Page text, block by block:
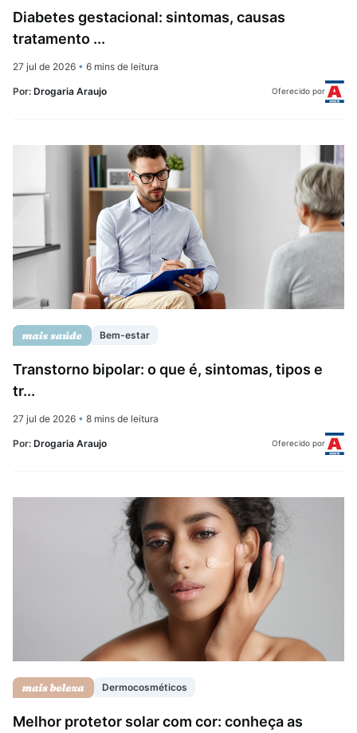
Diabetes gestacional: sintomas, causas
tratamento ...
27 jul de 2026 • 6 mins de leitura
Por: Drogaria Araujo Oferecido por
Bem-estar
Transtorno bipolar: o que é, sintomas, tipos e
tr...
27 jul de 2026 • 8 mins de leitura
Por: Drogaria Araujo Oferecido por
Dermocosméticos
Melhor protetor solar com cor: conheça as